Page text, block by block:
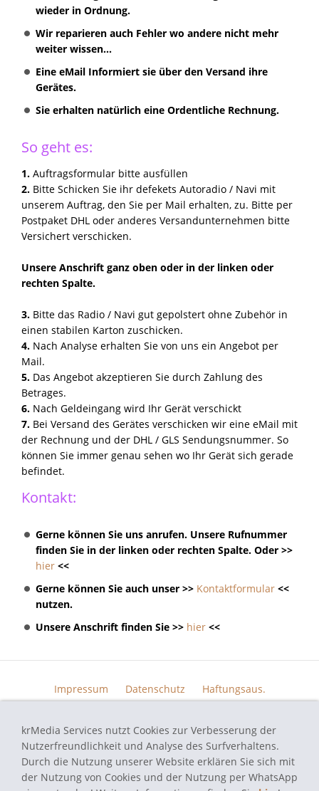
wieder in Ordnung.
Wir reparieren auch Fehler wo andere nicht mehr
weiter wissen...
Eine eMail Informiert sie über den Versand ihre
Gerätes.
Sie erhalten natürlich eine Ordentliche Rechnung.
So geht es:
1. Auftragsformular bitte ausfüllen
2. Bitte Schicken Sie ihr defekets Autoradio / Navi mit
unserem Auftrag, den Sie per Mail erhalten, zu. Bitte per
Postpaket DHL oder anderes Versandunternehmen bitte
Versichert verschicken.
Unsere Anschrift ganz oben oder in der linken oder
rechten Spalte.
3. Bitte das Radio / Navi gut gepolstert ohne Zubehör in
einen stabilen Karton zuschicken.
4. Nach Analyse erhalten Sie von uns ein Angebot per
Mail.
5. Das Angebot akzeptieren Sie durch Zahlung des
Betrages.
6. Nach Geldeingang wird Ihr Gerät verschickt
7. Bei Versand des Gerätes verschicken wir eine eMail mit
der Rechnung und der DHL / GLS Sendungsnummer. So
können Sie immer genau sehen wo Ihr Gerät sich gerade
befindet.
Kontakt:
Gerne können Sie uns anrufen. Unsere Rufnummer
finden Sie in der linken oder rechten Spalte. Oder >>
hier <<
Gerne können Sie auch unser >> Kontaktformular <<
nutzen.
Unsere Anschrift finden Sie >> hier <<
Impressum Datenschutz
Haftungsaus.
Funktionsgarantie
krMedia Services nutzt Cookies zur Verbesserung der
Nutzerfreundlichkeit und Analyse des Surfverhaltens.
Durch die Nutzung unserer Website erklären Sie sich mit
der Nutzung von Cookies und der Nutzung per WhatsApp